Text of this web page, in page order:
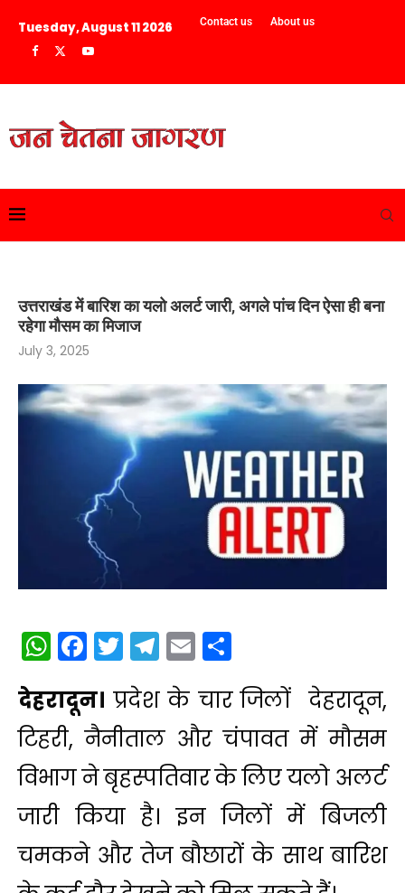
Tuesday, August 11 2026 Contact us About us
उत्तराखंड में बारिश का यलो अलर्ट जारी, अगले पांच दिन ऐसा ही बना
रहेगा मौसम का मिजाज
July 3, 2025
WhatsApp
Facebook
Twitter
Telegram
Email
देहरादून। प्रदेश के चार जिलों देहरादून,
टिहरी, नैनीताल और चंपावत में मौसम
विभाग ने बृहस्पतिवार के लिए यलो अलर्ट
जारी किया है। इन जिलों में बिजली
चमकने और तेज बौछारों के साथ बारिश